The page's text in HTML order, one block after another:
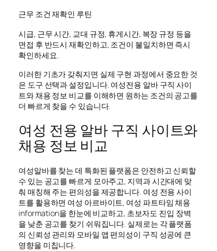
근무 조건 재확인 루틴
시급, 근무 시간, 교대 규정, 휴게시간, 복장 규정 등을
면접 후 반드시 재확인하고, 조건이 불일치하면 즉시
확인하세요.
이러한 기초가 갖춰지면 실제 구현 과정에서 중요한 것
은 도구 선택과 설정입니다. 여성전용 알바 구직 사이
트와 채용 정보 비교를 이해하면 원하는 조건의 공고를
더 빠르게 찾을 수 있습니다.
여성 전용 알바 구직 사이트와
채용 정보 비교
여성알바를 찾는 데 특화된 플랫폼은 안전하고 신뢰할
수 있는 공고를 빠르게 모아주고, 지역과 시간대에 맞
춰 매칭해 주는 편의성을 제공합니다. 여성 전용 사이
트를 활용하면 여성 아르바이트, 여성 파트타임 채용
information을 한눈에 비교하고, 초보자도 진입 장벽
을 낮춘 공고를 찾기 쉬워집니다. 실제로는 각 플랫폼
의 신뢰성 관리와 모바일 앱 편의성이 구직 성공에 큰
영향을 미칩니다.